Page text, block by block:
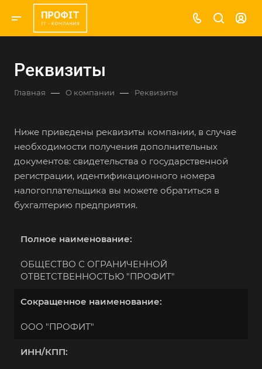
Реквизиты
Главная — О компании — Реквизиты
Ниже приведены реквизиты компании, в случае
необходимости получения дополнительных
документов: свидетельства о государственной
регистрации, идентификационного номера
налогоплательщика вы можете обратиться в
бухгалтерию предприятия.
Полное наименование:
ОБЩЕСТВО С ОГРАНИЧЕННОЙ
ОТВЕТСТВЕННОСТЬЮ "ПРОФИТ"
Сокращенное наименование:
ООО "ПРОФИТ"
ИНН/КПП: